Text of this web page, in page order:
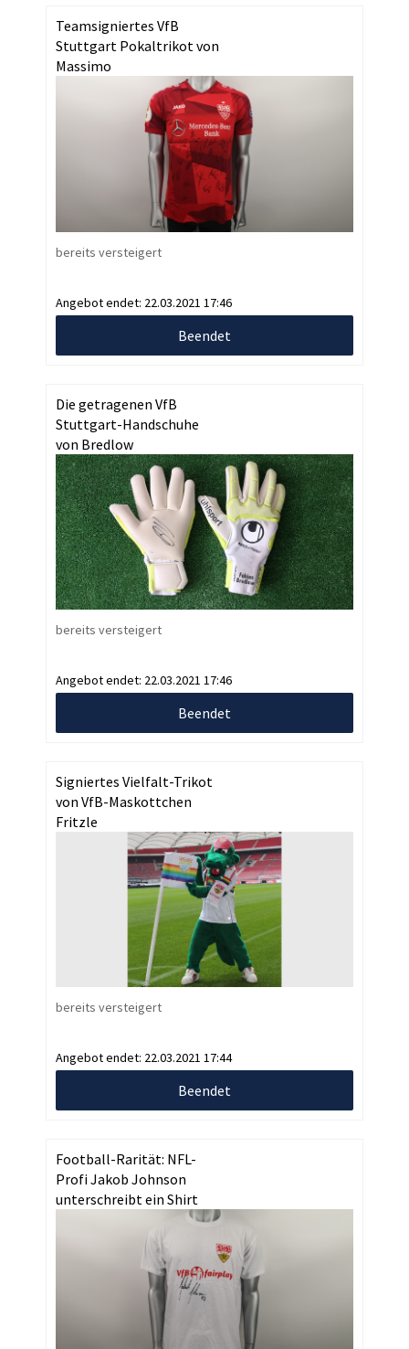
Teamsigniertes VfB
Stuttgart Pokaltrikot von
Massimo
bereits versteigert
Angebot endet: 22.03.2021 17:46
Beendet
Die getragenen VfB
Stuttgart-Handschuhe
von Bredlow
bereits versteigert
Angebot endet: 22.03.2021 17:46
Beendet
Signiertes Vielfalt-Trikot
von VfB-Maskottchen
Fritzle
bereits versteigert
Angebot endet: 22.03.2021 17:44
Beendet
Football-Rarität: NFL-
Profi Jakob Johnson
unterschreibt ein Shirt